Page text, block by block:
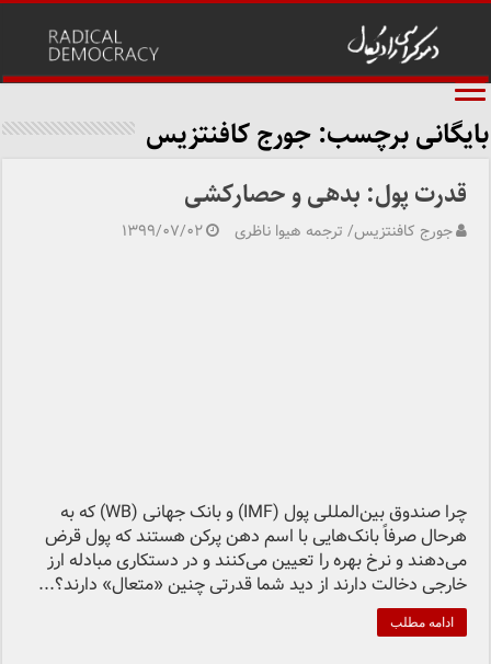
بایگانی برچسب:جورج کافنتزیس
قدرت پول: بدهی و حصارکشی
جورج کافنتزیس/ ترجمه هیوا ناظری ۱۳۹۹/۰۷/۰۲
چرا صندوق بین‌المللی پول (IMF) و بانک جهانی (WB) که به
هرحال صرفاً بانک‌هایی با اسم دهن پرکن هستند که پول قرض
می‌دهند و نرخ بهره را‌ تعیین می‌کنند و در دستکاری مبادله ارز
خارجی دخالت دارند از دید شما قدرتی چنین «متعال» دارند؟...
ادامه مطلب